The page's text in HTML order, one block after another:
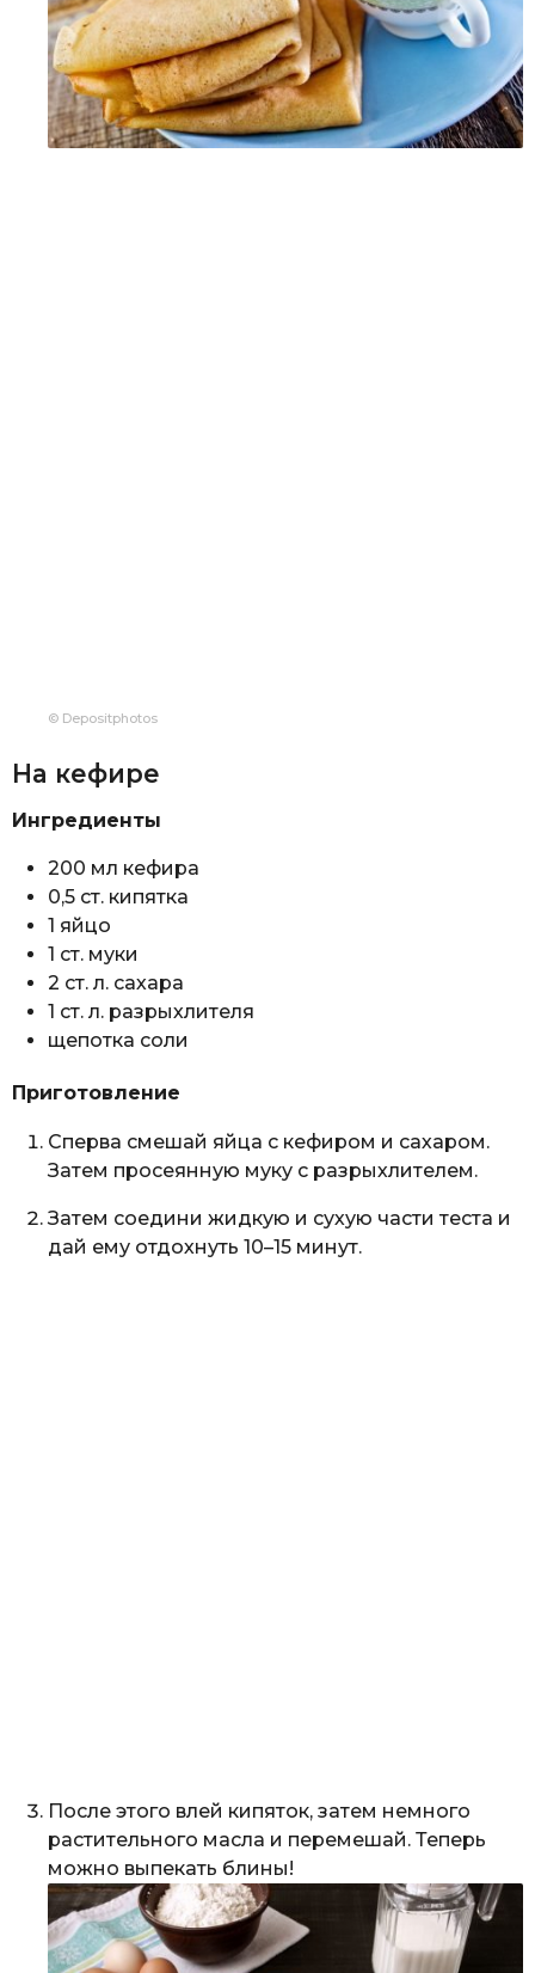
© Depositphotos
На кефире
Ингредиенты
200 мл кефира
0,5 ст. кипятка
1 яйцо
1 ст. муки
2 ст. л. сахара
1 ст. л. разрыхлителя
щепотка соли
Приготовление
Сперва смешай яйца с кефиром и сахаром.
Затем просеянную муку с разрыхлителем.
Затем соедини жидкую и сухую части теста и
дай ему отдохнуть 10–15 минут.
После этого влей кипяток, затем немного
растительного масла и перемешай. Теперь
можно выпекать блины!